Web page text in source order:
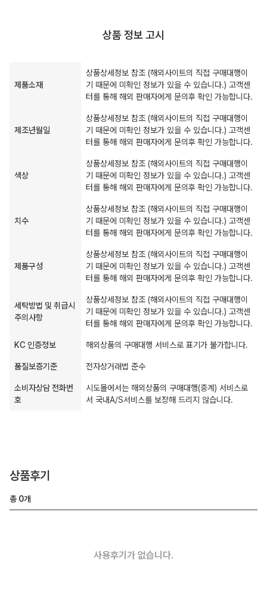
상품 정보 고시
제품소재
상품상세정보 참조 (해외사이트의 직접 구매대행이
기 때문에 미확인 정보가 있을 수 있습니다.) 고객센
터를 통해 해외 판매자에게 문의후 확인 가능합니다.
제조년월일
상품상세정보 참조 (해외사이트의 직접 구매대행이
기 때문에 미확인 정보가 있을 수 있습니다.) 고객센
터를 통해 해외 판매자에게 문의후 확인 가능합니다.
색상
상품상세정보 참조 (해외사이트의 직접 구매대행이
기 때문에 미확인 정보가 있을 수 있습니다.) 고객센
터를 통해 해외 판매자에게 문의후 확인 가능합니다.
치수
상품상세정보 참조 (해외사이트의 직접 구매대행이
기 때문에 미확인 정보가 있을 수 있습니다.) 고객센
터를 통해 해외 판매자에게 문의후 확인 가능합니다.
제품구성
상품상세정보 참조 (해외사이트의 직접 구매대행이
기 때문에 미확인 정보가 있을 수 있습니다.) 고객센
터를 통해 해외 판매자에게 문의후 확인 가능합니다.
세탁방법 및 취급시
주의사항
상품상세정보 참조 (해외사이트의 직접 구매대행이
기 때문에 미확인 정보가 있을 수 있습니다.) 고객센
터를 통해 해외 판매자에게 문의후 확인 가능합니다.
KC 인증정보 해외상품의 구매대행 서비스로 표기가 불가합니다.
품질보증기준 전자상거래법 준수
소비자상담 전화번
호
시도몰에서는 해외상품의 구매대행(중계) 서비스로
서 국내A/S서비스를 보장해 드리지 않습니다.
상품후기
총 0개
사용후기가 없습니다.